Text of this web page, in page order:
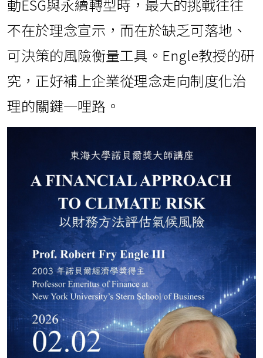
動ESG與永續轉型時，最大的挑戰往往
不在於理念宣示，而在於缺乏可落地、
可決策的風險衡量工具。Engle教授的研
究，正好補上企業從理念走向制度化治
理的關鍵一哩路。